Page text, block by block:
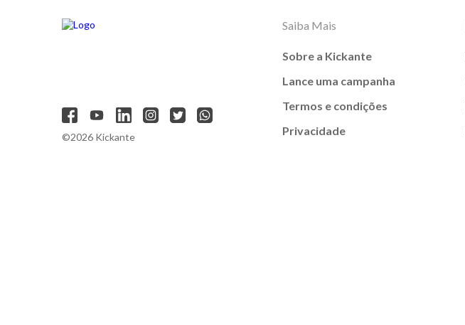
©2026 Kickante
Saiba Mais
Sobre a Kickante
Lance uma campanha
Termos e condições
Privacidade